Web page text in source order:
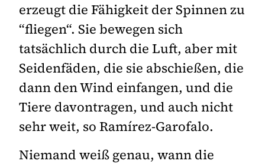
erzeugt die Fähigkeit der Spinnen zu
“fliegen“. Sie bewegen sich
tatsächlich durch die Luft, aber mit
Seidenfäden, die sie abschießen, die
dann den Wind einfangen, und die
Tiere davontragen, und auch nicht
sehr weit, so Ramírez-Garofalo.
Niemand weiß genau, wann die